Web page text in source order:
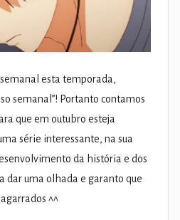
esta temporada,
semanal”! Portanto contamos
que em outubro esteja
série interessante, na sua
da história e dos
dar uma olhada e garanto que
^^